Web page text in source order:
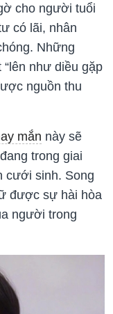
cho người tuổi
có lãi, nhân
Những
như diều gặp
nguồn thu
mắn này sẽ
trong giai
cưới sinh. Song
được sự hài hòa
người trong